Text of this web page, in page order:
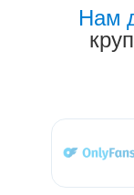
Нам